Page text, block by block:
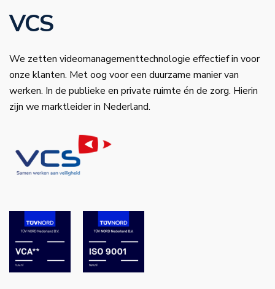
VCS
We zetten videomanagementtechnologie effectief in voor
onze klanten. Met oog voor een duurzame manier van
werken. In de publieke en private ruimte én de zorg. Hierin
zijn we marktleider in Nederland.